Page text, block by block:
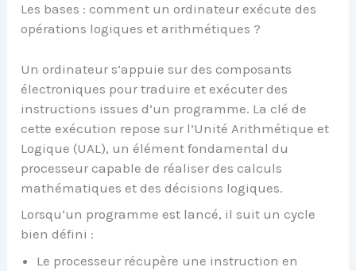
Les bases : comment un ordinateur exécute des
opérations logiques et arithmétiques ?
Un ordinateur s’appuie sur des composants
électroniques pour traduire et exécuter des
instructions issues d’un programme. La clé de
cette exécution repose sur l’Unité Arithmétique et
Logique (UAL), un élément fondamental du
processeur capable de réaliser des calculs
mathématiques et des décisions logiques.
Lorsqu’un programme est lancé, il suit un cycle
bien défini :
Le processeur récupère une instruction en